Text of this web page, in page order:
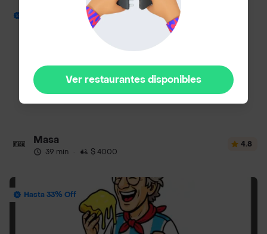
Masa
39 min · $ 4000
4.8
Hasta 33% Off
Ver restaurantes disponibles